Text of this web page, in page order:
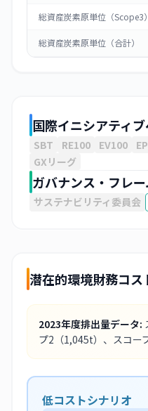
総資産炭素原単位（Scope3）
総資産炭素原単位（合計）
国際イニシアティ
SBT RE100 EV100
GXリーグ
ガバナンス・フレ
サステナビリティ委員会
潜在的環境財務コス
2023年度排出量データ:
プ2 （1,045t） 、スコー
低コストシナリオ